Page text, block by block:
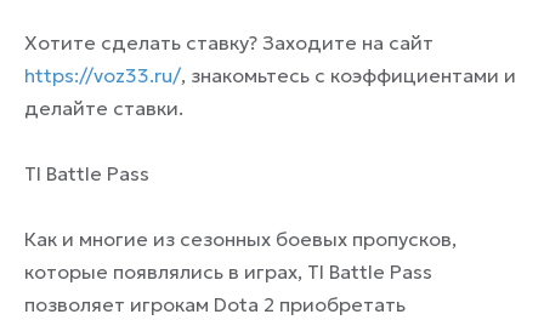
Хотите сделать ставку? Заходите на сайт
https://voz33.ru/, знакомьтесь с коэффициентами и
делайте ставки.
TI Battle Pass
Как и многие из сезонных боевых пропусков,
которые появлялись в играх, TI Battle Pass
позволяет игрокам Dota 2 приобретать